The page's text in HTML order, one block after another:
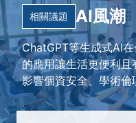
相關議題 AI風潮
ChatGPT等生成式AI
的應用讓生活更便利
影響個資安全、學術